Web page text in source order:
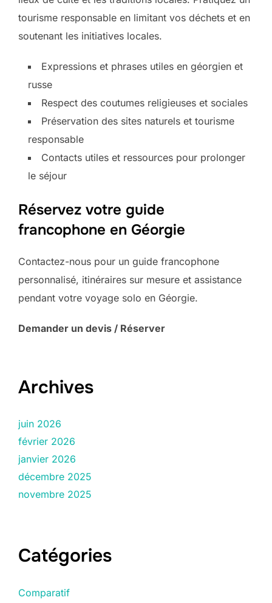
tourisme responsable en limitant vos déchets et en
soutenant les initiatives locales.
Expressions et phrases utiles en géorgien et
russe
Respect des coutumes religieuses et sociales
Préservation des sites naturels et tourisme
responsable
Contacts utiles et ressources pour prolonger
le séjour
Réservez votre guide
francophone en Géorgie
Contactez-nous pour un guide francophone
personnalisé, itinéraires sur mesure et assistance
pendant votre voyage solo en Géorgie.
Demander un devis / Réserver
Archives
juin 2026
février 2026
janvier 2026
décembre 2025
novembre 2025
Catégories
Comparatif